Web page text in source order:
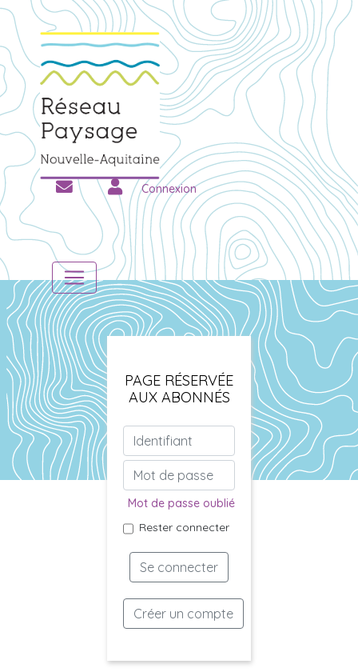
Connexion
PAGE RÉSERVÉE
AUX ABONNÉS
Mot de passe oublié
Rester connecter